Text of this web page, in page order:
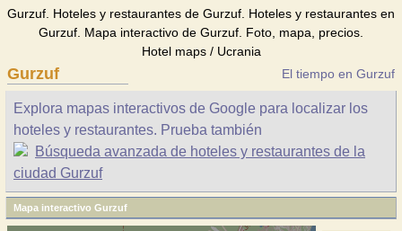
Gurzuf. Hoteles y restaurantes de Gurzuf. Hoteles y restaurantes en
Gurzuf. Mapa interactivo de Gurzuf. Foto, mapa, precios.
Hotel maps / Ucrania
Gurzuf El tiempo en Gurzuf
Explora mapas interactivos de Google para localizar los
hoteles y restaurantes. Prueba también
Búsqueda avanzada de hoteles y restaurantes de la
ciudad Gurzuf
Mapa interactivo Gurzuf